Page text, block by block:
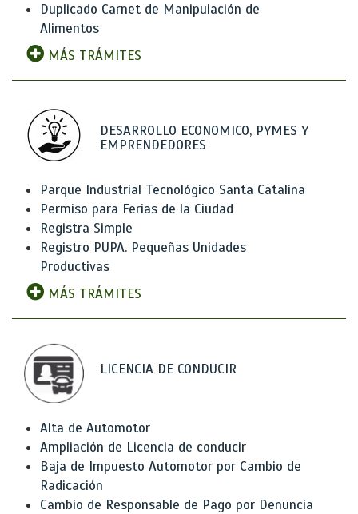
Duplicado Carnet de Manipulación de
Alimentos
MÁS TRÁMITES
DESARROLLO ECONOMICO, PYMES Y
EMPRENDEDORES
Parque Industrial Tecnológico Santa Catalina
Permiso para Ferias de la Ciudad
Registra Simple
Registro PUPA. Pequeñas Unidades
Productivas
MÁS TRÁMITES
LICENCIA DE CONDUCIR
Alta de Automotor
Ampliación de Licencia de conducir
Baja de Impuesto Automotor por Cambio de
Radicación
Cambio de Responsable de Pago por Denuncia